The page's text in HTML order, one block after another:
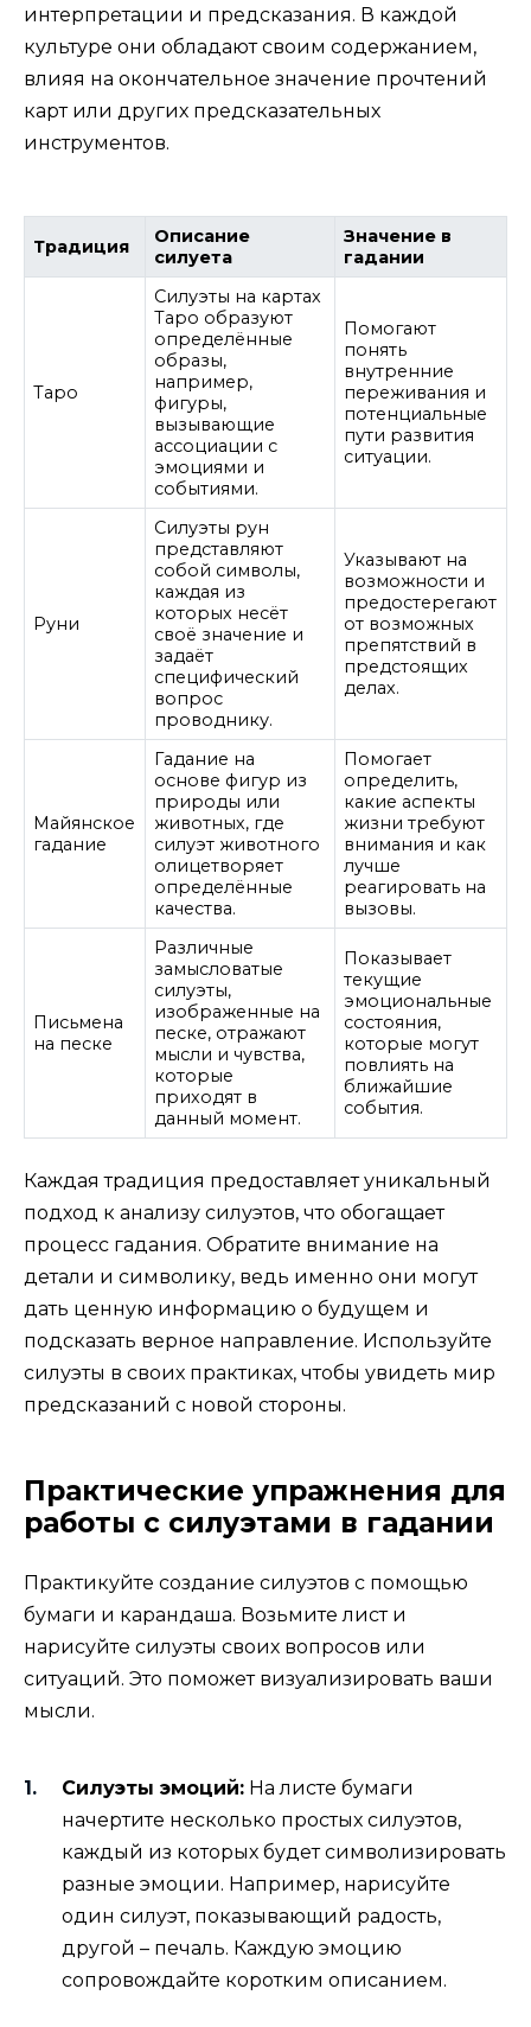
интерпретации и предсказания. В каждой
культуре они обладают своим содержанием,
влияя на окончательное значение прочтений
карт или других предсказательных
инструментов.
Традиция
Описание
силуета
Значение в
гадании
Таро
Силуэты на картах
Таро образуют
определённые
образы,
например,
фигуры,
вызывающие
ассоциации с
эмоциями и
событиями.
Помогают
понять
внутренние
переживания и
потенциальные
пути развития
ситуации.
Руни
Силуэты рун
представляют
собой символы,
каждая из
которых несёт
своё значение и
задаёт
специфический
вопрос
проводнику.
Указывают на
возможности и
предостерегают
от возможных
препятствий в
предстоящих
делах.
Майянское
гадание
Гадание на
основе фигур из
природы или
животных, где
силуэт животного
олицетворяет
определённые
качества.
Помогает
определить,
какие аспекты
жизни требуют
внимания и как
лучше
реагировать на
вызовы.
Письмена
на песке
Различные
замысловатые
силуэты,
изображенные на
песке, отражают
мысли и чувства,
которые
приходят в
данный момент.
Показывает
текущие
эмоциональные
состояния,
которые могут
повлиять на
ближайшие
события.
Каждая традиция предоставляет уникальный
подход к анализу силуэтов, что обогащает
процесс гадания. Обратите внимание на
детали и символику, ведь именно они могут
дать ценную информацию о будущем и
подсказать верное направление. Используйте
силуэты в своих практиках, чтобы увидеть мир
предсказаний с новой стороны.
Практические упражнения для
работы с силуэтами в гадании
Практикуйте создание силуэтов с помощью
бумаги и карандаша. Возьмите лист и
нарисуйте силуэты своих вопросов или
ситуаций. Это поможет визуализировать ваши
мысли.
Силуэты эмоций: На листе бумаги
начертите несколько простых силуэтов,
каждый из которых будет символизировать
разные эмоции. Например, нарисуйте
один силуэт, показывающий радость,
другой – печаль. Каждую эмоцию
сопровождайте коротким описанием.